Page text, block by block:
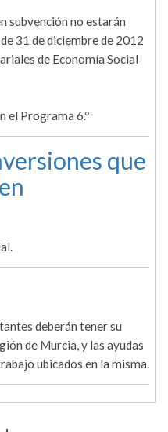
subvención no estarán
31 de diciembre de 2012
de Economía Social
el Programa 6.º
que
deberán tener su
de Murcia, y las ayudas
ubicados en la misma.